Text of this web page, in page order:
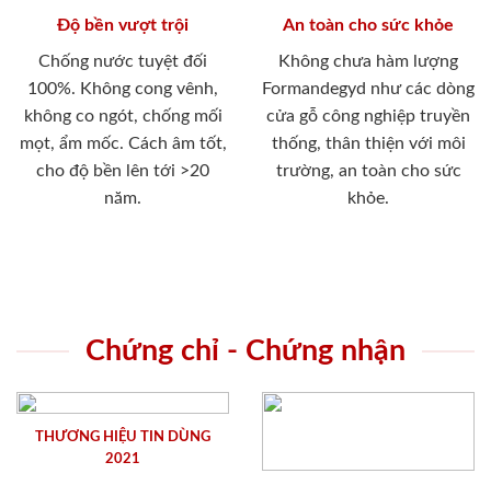
Độ bền vượt trội
Chống nước tuyệt đối
100%. Không cong vênh,
không co ngót, chống mối
mọt, ẩm mốc. Cách âm tốt,
cho độ bền lên tới >20
năm.
An toàn cho sức khỏe
Không chưa hàm lượng
Formandegyd như các dòng
cửa gỗ công nghiệp truyền
thống, thân thiện với môi
trường, an toàn cho sức
khỏe.
Chứng chỉ - Chứng nhận
THƯƠNG HIỆU TIN DÙNG
2021